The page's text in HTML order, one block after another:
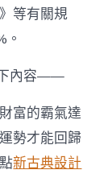
等有關規
內容——
富的霸氣達
勢才能回歸
新古典設計